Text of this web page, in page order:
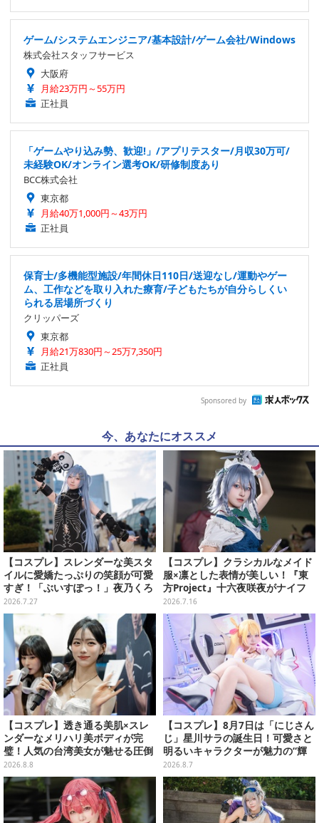
ゲーム/システムエンジニア/基本設計/ゲーム会社/Windows
株式会社スタッフサービス
大阪府
月給23万円～55万円
正社員
「ゲームやり込み勢、歓迎!」/アプリテスター/月収30万可/
未経験OK/オンライン選考OK/研修制度あり
BCC株式会社
東京都
月給40万1,000円～43万円
正社員
保育士/多機能型施設/年間休日110日/送迎なし/運動やゲー
ム、工作などを取り入れた療育/子どもたちが自分らしくい
られる居場所づくり
クリッパーズ
東京都
月給21万830円～25万7,350円
正社員
Sponsored by
今、あなたにオススメ
【コスプレ】スレンダーな美スタ
イルに愛嬌たっぷりの笑顔が可愛
すぎ！「ぶいすぽっ！」夜乃くろ
むの美女レイヤーがキュートな魅
力全開【写真8枚】
2026.7.27
【コスプレ】クラシカルなメイド
服×凛とした表情が美しい！『東
方Project』十六夜咲夜がナイフ
片手にクールなポージングを魅せ
る【写真7枚】
2026.7.16
【コスプレ】透き通る美肌×スレ
ンダーなメリハリ美ボディが完
璧！人気の台湾美女が魅せる圧倒
的オーラと華やかな笑顔が眩しい
【写真8枚】
2026.8.8
【コスプレ】8月7日は「にじさん
じ」星川サラの誕生日！可愛さと
明るいキャラクターが魅力の“輝
く一番星”な美女レイヤーまとめ
【写真40枚】
2026.8.7